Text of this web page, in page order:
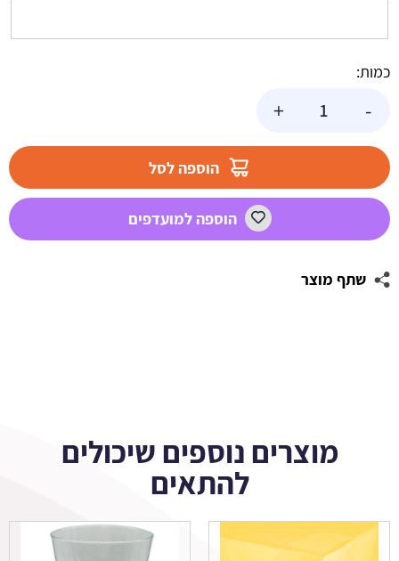
כמות:
-
באטמן
+
הוספה לסל
הוספה למועדפים
שתף מוצר
מוצרים נוספים שיכולים
להתאים